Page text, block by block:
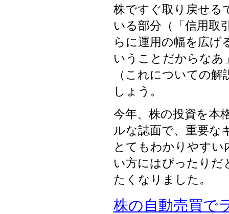
株ですぐ取り戻せる
いる部分（「信用取
らに運用の幅を広げ
いうことだからなあ
（これについての
しょう。
今年、株の投資を本
ルな誌面で、重要な
とてもわかりやすい
い方にはぴったりだ
たくなりました。
株の自動売買で